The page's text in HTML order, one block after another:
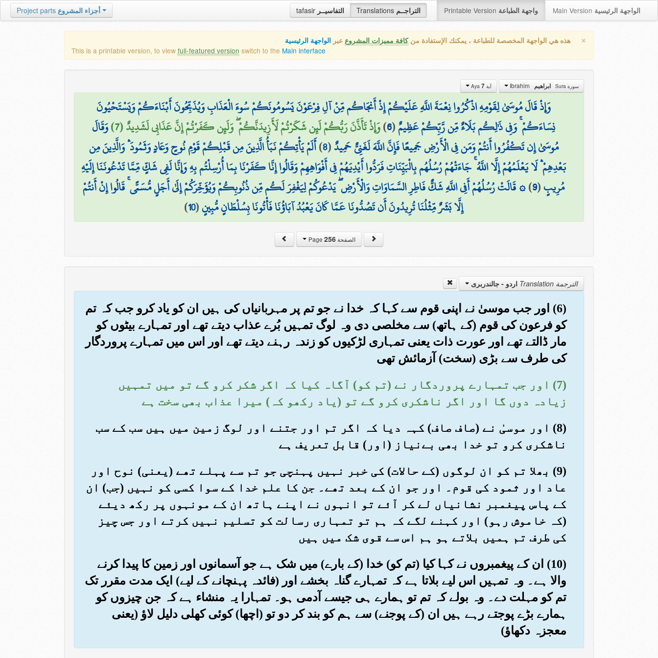
tafasir التفاسيــر Translations التراجــم Printable Version واجهة الطباعة Main Version الواجهة الرئيسية Project parts أجزاء المشروع
× هذه هي الواجهة المخصصة للطباعة ، يمكنك الإستفادة منكافة مميزات المشروع عبر الواجهة الرئيسية
This is a printable version, to view full-featured version switch to the Main interface
سورة Sura ابراهيم آية Aya 7
وَإِذْ قَالَ مُوسَىٰ لِقَوْمِهِ اذْكُرُوا نِعْمَةَ اللَّهِ عَلَيْكُمْ إِذْ أَنجَاكُم مِّنْ آلِ فِرْعَوْنَ يَسُومُونَكُمْ سُوءَ الْعَذَابِ وَيُذَبِّحُونَ أَبْنَاءَكُمْ وَيَسْتَحْيُونَ
نِسَاءَكُمْ ۚ وَفِي ذَٰلِكُم بَلَاءٌ مِّن رَّبِّكُمْ عَظِيمٌ(
6
)وَإِذْ تَأَذَّنَ رَبُّكُمْ لَئِن شَكَرْتُمْ لَأَزِيدَنَّكُمْ ۖ وَلَئِن كَفَرْتُمْ إِنَّ عَذَابِي لَشَدِيدٌ (7) وَقَالَ
مُوسَىٰ إِن تَكْفُرُوا أَنتُمْ وَمَن فِي الْأَرْضِ جَمِيعًا فَإِنَّ اللَّهَ لَغَنِيٌّ حَمِيدٌ(
8
)أَلَمْ يَأْتِكُمْ نَبَأُ الَّذِينَ مِن قَبْلِكُمْ قَوْمِ نُوحٍ وَعَادٍ وَثَمُودَ ۛ وَالَّذِينَ مِن
بَعْدِهِمْ ۛ لَا يَعْلَمُهُمْ إِلَّا اللَّهُ ۚ جَاءَتْهُمْ رُسُلُهُم بِالْبَيِّنَاتِ فَرَدُّوا أَيْدِيَهُمْ فِي أَفْوَاهِهِمْ وَقَالُوا إِنَّا كَفَرْنَا بِمَا أُرْسِلْتُم بِهِ وَإِنَّا لَفِي شَكٍّ مِّمَّا تَدْعُونَنَا إِلَيْهِ
مُرِيبٍ(
9
)۞ قَالَتْ رُسُلُهُمْ أَفِي اللَّهِ شَكٌّ فَاطِرِ السَّمَاوَاتِ وَالْأَرْضِ ۖ يَدْعُوكُمْ لِيَغْفِرَ لَكُم مِّن ذُنُوبِكُمْ وَيُؤَخِّرَكُمْ إِلَىٰ أَجَلٍ مُّسَمًّى ۚ قَالُوا إِنْ أَنتُمْ
إِلَّا بَشَرٌ مِّثْلُنَا تُرِيدُونَ أَن تَصُدُّونَا عَمَّا كَانَ يَعْبُدُ آبَاؤُنَا فَأْتُونَا بِسُلْطَانٍ مُّبِينٍ(
10
)
الصفحة Page256
الترجمة Translation اردو - جالندربرى
(6) اور جب موسیٰ نے اپنی قوم سے کہا کہ خدا نے جو تم پر مہربانیاں کی ہیں ان کو یاد کرو جب کہ تم
کو فرعون کی قوم (کے ہاتھ) سے مخلصی دی وہ لوگ تمہیں بُرے عذاب دیتے تھے اور تمہارے بیٹوں کو
مار ڈالتے تھے اور عورت ذات یعنی تمہاری لڑکیوں کو زندہ رہنے دیتے تھے اور اس میں تمہارے پروردگار
کی طرف سے بڑی (سخت) آزمائش تھی
(7) اور جب تمہارے پروردگار نے (تم کو) آگاہ کیا کہ اگر شکر کرو گے تو میں تمہیں
زیادہ دوں گا اور اگر ناشکری کرو گے تو (یاد رکھو کہ) میرا عذاب بھی سخت ہے
(8) اور موسیٰ نے (صاف صاف) کہہ دیا کہ اگر تم اور جتنے اور لوگ زمین میں ہیں سب کے سب
ناشکری کرو تو خدا بھی بےنیاز (اور) قابل تعریف ہے
(9) بھلا تم کو ان لوگوں (کے حالات) کی خبر نہیں پہنچی جو تم سے پہلے تھے (یعنی) نوح اور
عاد اور ثمود کی قوم۔ اور جو ان کے بعد تھے۔ جن کا علم خدا کے سوا کسی کو نہیں (جب) ان
کے پاس پیغمبر نشانیاں لے کر آئے تو انہوں نے اپنے ہاتھ ان کے مونہوں پر رکھ دیئے
(کہ خاموش رہو) اور کہنے لگے کہ ہم تو تمہاری رسالت کو تسلیم نہیں کرتے اور جس چیز
کی طرف تم ہمیں بلاتے ہو ہم اس سے قوی شک میں ہیں
(10) ان کے پیغمبروں نے کہا کیا (تم کو) خدا (کے بارے) میں شک ہے جو آسمانوں اور زمین کا پیدا کرنے
والا ہے۔ وہ تمہیں اس لیے بلاتا ہے کہ تمہارے گناہ بخشے اور (فائدہ پہنچانے کے لیے) ایک مدت مقرر تک
تم کو مہلت دے۔ وہ بولے کہ تم تو ہمارے ہی جیسے آدمی ہو۔ تمہارا یہ منشاء ہے کہ جن چیزوں کو
ہمارے بڑے پوجتے رہے ہیں ان (کے پوجنے) سے ہم کو بند کر دو تو (اچھا) کوئی کھلی دلیل لاؤ (یعنی
معجزہ دکھاؤ)